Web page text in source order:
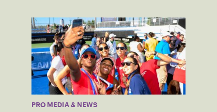
PRO MEDIA & NEWS